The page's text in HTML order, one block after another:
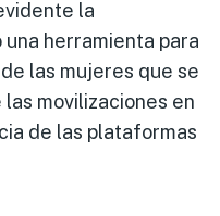
la
herramienta para
las mujeres que se
movilizaciones en
de las plataformas